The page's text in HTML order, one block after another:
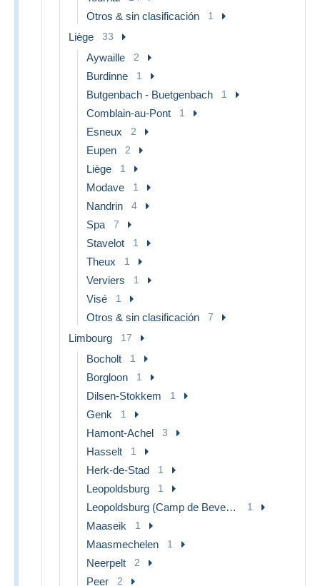
Otros & sin clasificación 1
Liège 33
Aywaille 2
Burdinne 1
Butgenbach - Buetgenbach 1
Comblain-au-Pont 1
Esneux 2
Eupen 2
Liège 1
Modave 1
Nandrin 4
Spa 7
Stavelot 1
Theux 1
Verviers 1
Visé 1
Otros & sin clasificación 7
Limbourg 17
Bocholt 1
Borgloon 1
Dilsen-Stokkem 1
Genk 1
Hamont-Achel 3
Hasselt 1
Herk-de-Stad 1
Leopoldsburg 1
Leopoldsburg (Camp de Beverloo) 1
Maaseik 1
Maasmechelen 1
Neerpelt 2
Peer 2